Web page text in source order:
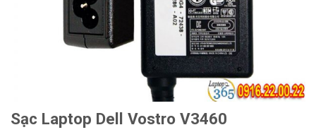
Sạc Laptop Dell Vostro V3460